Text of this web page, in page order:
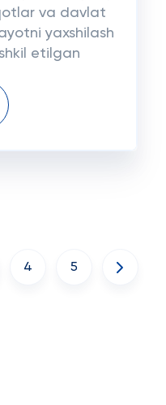
va davlat
yaxshilash
etilgan
4 5